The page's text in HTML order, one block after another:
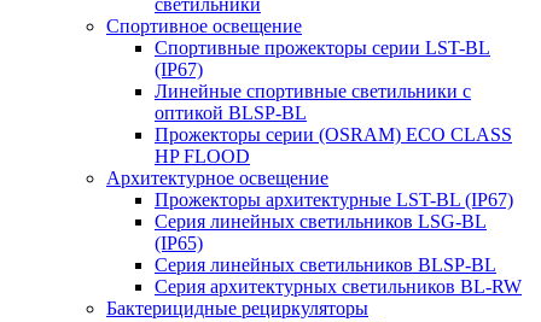
светильники
Спортивное освещение
Спортивные прожекторы серии LST-BL
(IP67)
Линейные спортивные светильники с
оптикой BLSP-BL
Прожекторы серии (OSRAM) ECO CLASS
HP FLOOD
Архитектурное освещение
Прожекторы архитектурные LST-BL (IP67)
Серия линейных светильников LSG-BL
(IP65)
Серия линейных светильников BLSP-BL
Серия архитектурных светильников BL-RW
Бактерицидные рециркуляторы